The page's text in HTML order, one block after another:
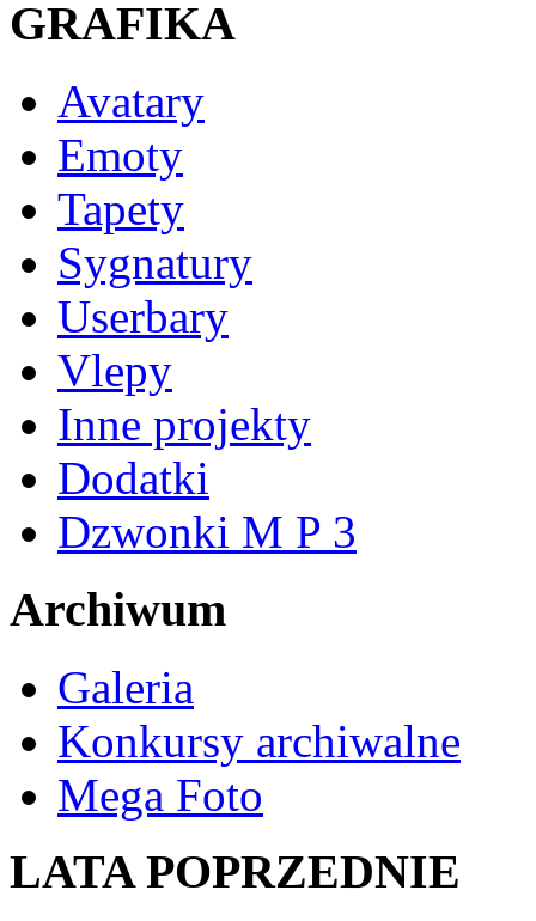
GRAFIKA
Avatary
Emoty
Tapety
Sygnatury
Userbary
Vlepy
Inne projekty
Dodatki
Dzwonki M P 3
Archiwum
Galeria
Konkursy archiwalne
Mega Foto
LATA POPRZEDNIE